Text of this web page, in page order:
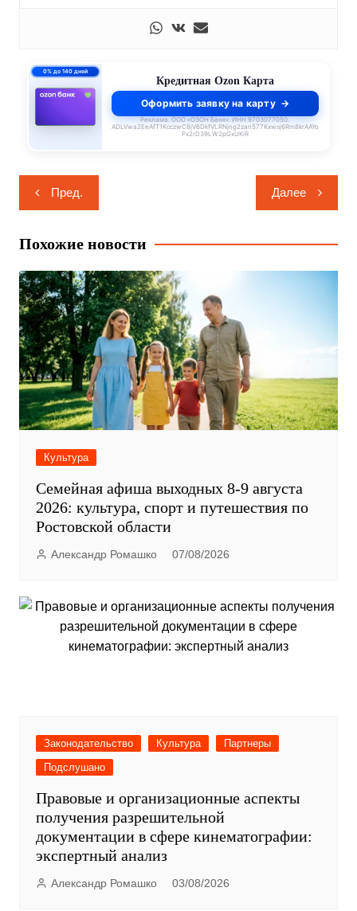
0% до 140 дней
Кредитная Ozon Карта
Оформить заявку на карту
Реклама. ООО «ОЗОН Банк». ИНН 9703077050.
ADLVwa2EeAfT1KcczwC8jV6DkfVLRNjng2zan577Kxwsj6Rm8krAAYo
Px2rD39LW2pGxUKiR
Навигация
по
записям
Пред. Далее
Похожие новости
Культура
Семейная афиша выходных 8-9 августа
2026: культура, спорт и путешествия по
Ростовской области
Александр Ромашко 07/08/2026
Законодательство Культура
Партнеры
Подслушано
Правовые и организационные аспекты
получения разрешительной
документации в сфере кинематографии:
экспертный анализ
Александр Ромашко 03/08/2026